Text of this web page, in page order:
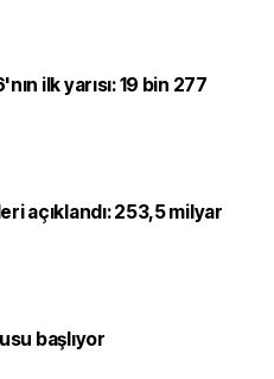
ilk yarısı: 19 bin 277
açıklandı: 253,5 milyar
başlıyor